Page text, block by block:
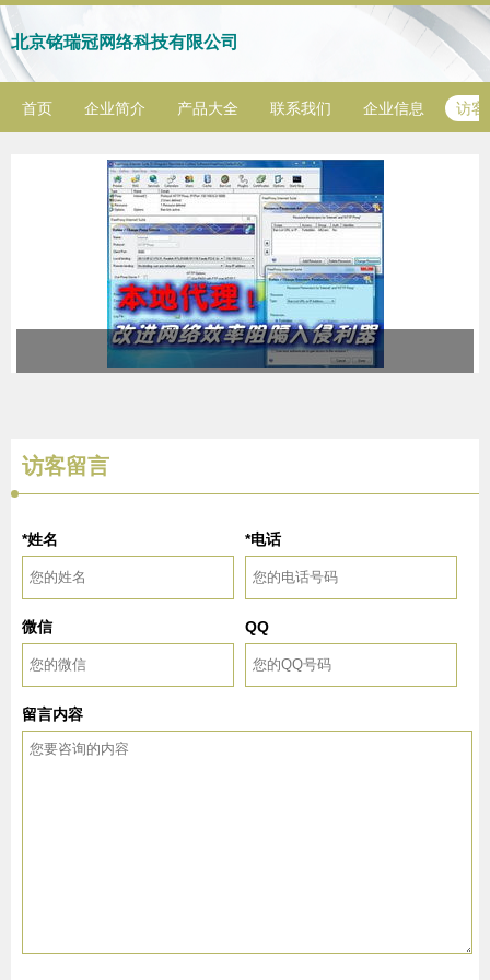
北京铭瑞冠网络科技有限公司
首页 企业简介 产品大全 联系我们 企业信息 访客
访客留言
*姓名 *电话
微信 QQ
留言内容